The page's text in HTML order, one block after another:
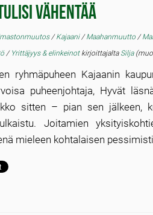
vähentää
/Kajaani/Maahanmuutto /
/ Yrittäjyys & elinkeinot kirjoittajalta Silja
ryhmäpuheen Kajaanin
puheenjohtaja, Hyvät
sitten – pian sen jälkeen,
Joitamien
mieleen kohtalaisen